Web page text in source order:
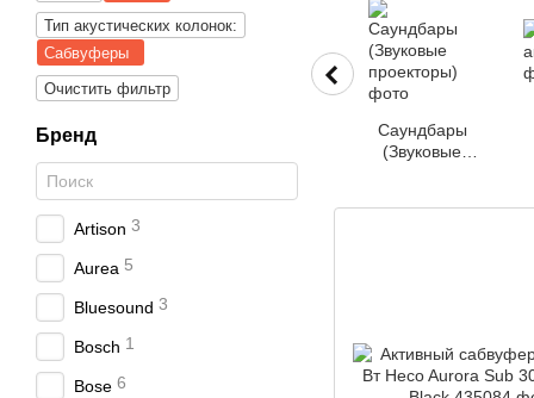
Саундбары
(Звуковые
Тип акустических колонок:
Сабвуферы
Очистить фильтр
Бренд
Artison 3
Aurea 5
Bluesound 3
Bosch 1
Bose 6